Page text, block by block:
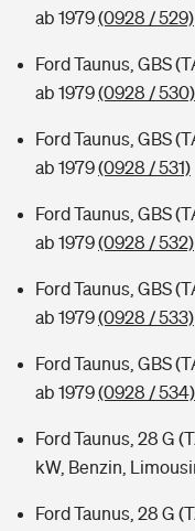
ab 1979(0928 / 529)
Ford Taunus, GBS
ab 1979(0928 / 530)
Ford Taunus, GBS
ab 1979(0928 / 531)
Ford Taunus, GBS
ab 1979(0928 / 532)
Ford Taunus, GBS
ab 1979(0928 / 533)
Ford Taunus, GBS
ab 1979(0928 / 534)
Ford Taunus, 28 G
kW, Benzin,
Ford Taunus, 28 G